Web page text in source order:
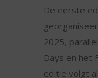
De eerste
2025,
Days en het
editie volgt